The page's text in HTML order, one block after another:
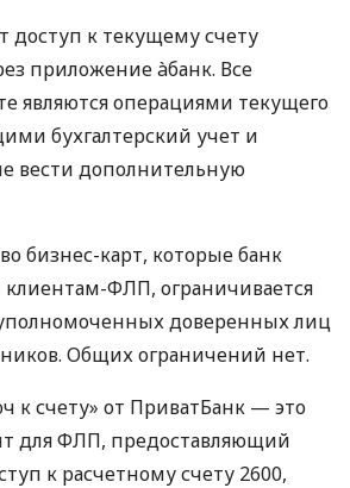
доступ к текущему счету
приложение àбанк. Все
являются операциями текущего
бухгалтерский учет и
вести дополнительную
бизнес-карт, которые банк
ФЛП, ограничивается
доверенных лиц
Общих ограничений нет.
к счету» от ПриватБанк — это
для ФЛП, предоставляющий
к расчетному счету 2600,